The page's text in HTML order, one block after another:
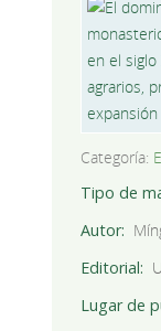
Categoría:
Tipo de
Autor
Editorial
Lugar de